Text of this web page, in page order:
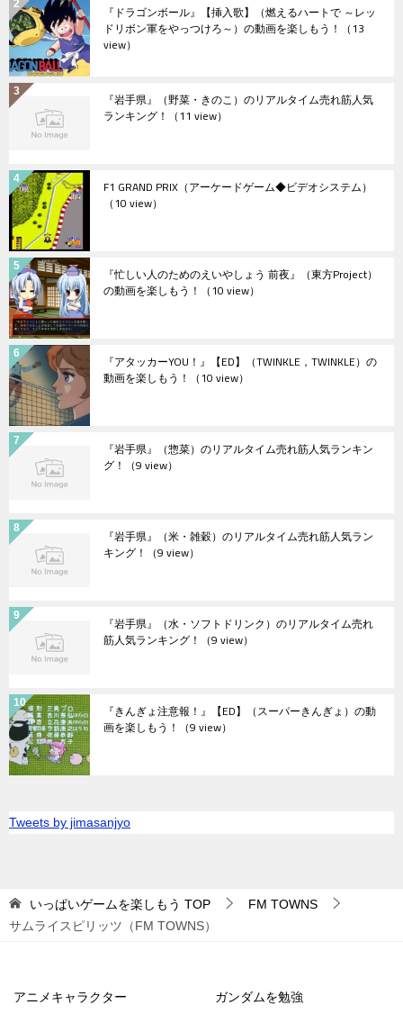
『ドラゴンボール』【挿入歌】（燃えるハートで ～レッ
ドリボン軍をやっつけろ～）の動画を楽しもう！ （13
view）
『岩手県』（野菜・きのこ）のリアルタイム売れ筋人気
ランキング！ （11 view）
F1 GRAND PRIX（アーケードゲーム◆ビデオシステム）
（10 view）
『忙しい人のためのえいやしょう 前夜』（東方Project）
の動画を楽しもう！ （10 view）
『アタッカーYOU！』【ED】（TWINKLE，TWINKLE）の
動画を楽しもう！ （10 view）
『岩手県』（惣菜）のリアルタイム売れ筋人気ランキン
グ！ （9 view）
『岩手県』（米・雑穀）のリアルタイム売れ筋人気ラン
キング！ （9 view）
『岩手県』（水・ソフトドリンク）のリアルタイム売れ
筋人気ランキング！ （9 view）
『きんぎょ注意報！』【ED】（スーパーきんぎょ）の動
画を楽しもう！ （9 view）
Tweets by jimasanjyo
いっぱいゲームを楽しもう TOP
FM TOWNS
サムライスピリッツ（FM TOWNS）
アニメキャラクター ガンダムを勉強